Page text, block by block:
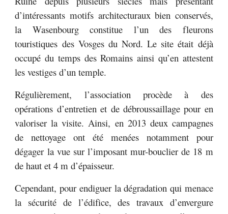
d’intéressants motifs architecturaux bien conservés,
la Wasenbourg constitue l’un des fleurons
touristiques des Vosges du Nord. Le site était déjà
occupé du temps des Romains ainsi qu’en attestent
les vestiges d’un temple.
Régulièrement, l’association procède à des
opérations d’entretien et de débroussaillage pour en
valoriser la visite. Ainsi, en 2013 deux campagnes
de nettoyage ont été menées notamment pour
dégager la vue sur l’imposant mur-bouclier de 18 m
de haut et 4 m d’épaisseur.
Cependant, pour endiguer la dégradation qui menace
la sécurité de l’édifice, des travaux d’envergure